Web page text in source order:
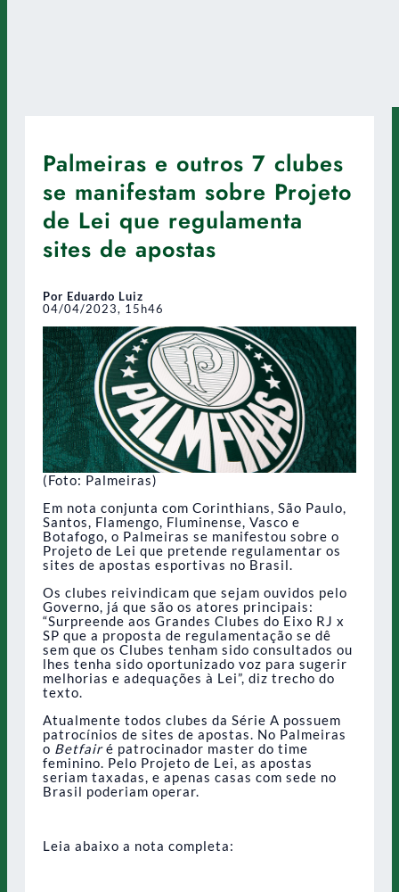
Palmeiras e outros 7 clubes
se manifestam sobre Projeto
de Lei que regulamenta
sites de apostas
Por Eduardo Luiz
04/04/2023, 15h46
(Foto: Palmeiras)
Em nota conjunta com Corinthians, São Paulo,
Santos, Flamengo, Fluminense, Vasco e
Botafogo, o Palmeiras se manifestou sobre o
Projeto de Lei que pretende regulamentar os
sites de apostas esportivas no Brasil.
Os clubes reivindicam que sejam ouvidos pelo
Governo, já que são os atores principais:
“Surpreende aos Grandes Clubes do Eixo RJ x
SP que a proposta de regulamentação se dê
sem que os Clubes tenham sido consultados ou
lhes tenha sido oportunizado voz para sugerir
melhorias e adequações à Lei”, diz trecho do
texto.
Atualmente todos clubes da Série A possuem
patrocínios de sites de apostas. No Palmeiras
o Betfairé patrocinador master do time
feminino. Pelo Projeto de Lei, as apostas
seriam taxadas, e apenas casas com sede no
Brasil poderiam operar.
Leia abaixo a nota completa: